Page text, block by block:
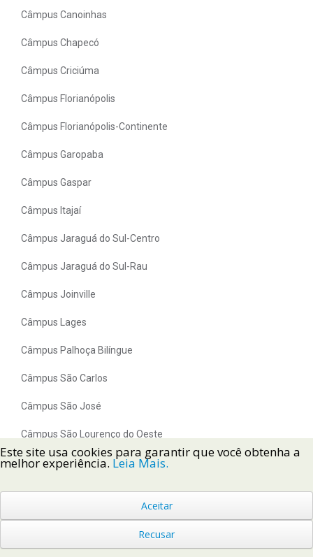
Câmpus Canoinhas
Câmpus Chapecó
Câmpus Criciúma
Câmpus Florianópolis
Câmpus Florianópolis-Continente
Câmpus Garopaba
Câmpus Gaspar
Câmpus Itajaí
Câmpus Jaraguá do Sul-Centro
Câmpus Jaraguá do Sul-Rau
Câmpus Joinville
Câmpus Lages
Câmpus Palhoça Bilíngue
Câmpus São Carlos
Câmpus São José
Câmpus São Lourenço do Oeste
Câmpus São Miguel do Oeste
Câmpus Tijucas
Câmpus Tubarão
Câmpus Urupema
Este site usa cookies para garantir que você obtenha a
melhor experiência. Leia Mais.
Aceitar
Recusar